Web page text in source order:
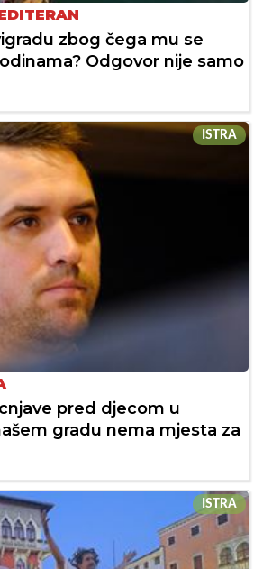
zbog čega mu se
Odgovor nije samo
ISTRA
pred djecom u
gradu nema mjesta za
ISTRA